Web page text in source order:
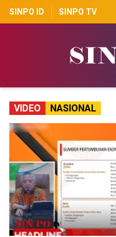
SINPO ID SINPO TV
VIDEO NASIONAL